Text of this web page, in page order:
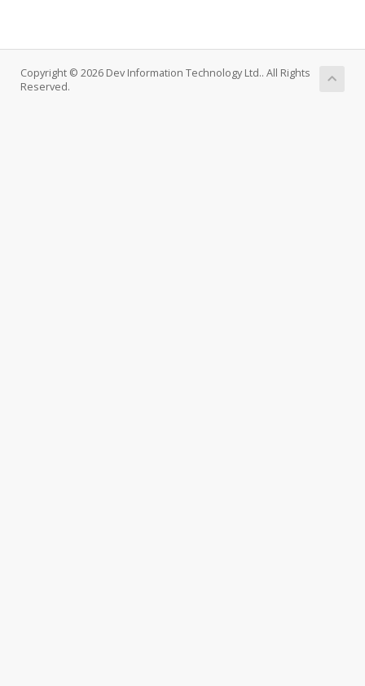
Copyright © 2026 Dev Information Technology Ltd.. All Rights
Reserved.